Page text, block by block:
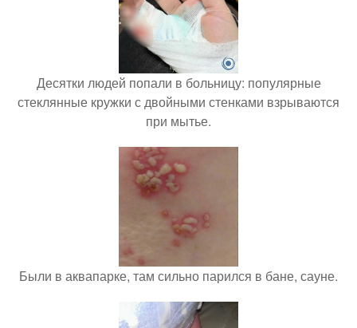
Десятки людей попали в больницу: популярные
стеклянные кружки с двойными стенками взрываются
при мытье.
Были в аквапарке, там сильно парился в бане, сауне.